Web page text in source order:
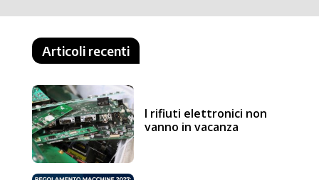
Articoli recenti
I rifiuti elettronici non
vanno in vacanza